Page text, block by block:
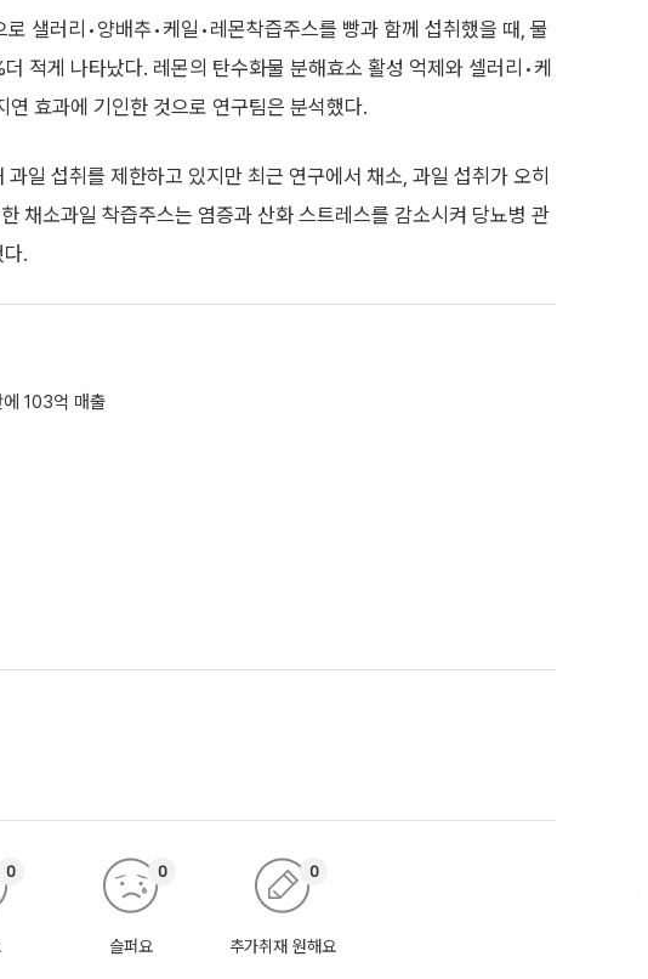
샐러리•양배추•케일•레몬착즙주스를 빵과 함께 섭취했을 때, 물
적게 나타났다. 레몬의 탄수화물 분해효소 활성 억제와 셀러리•케
효과에 기인한 것으로 연구팀은 분석했다.
일 섭취를 제한하고 있지만 최근 연구에서 채소, 과일 섭취가 오히
채소과일 착즙주스는 염증과 산화 스트레스를 감소시켜 당뇨병 관
.
에 103억 매출
0
슬퍼요
0
추가취재 원해요
0